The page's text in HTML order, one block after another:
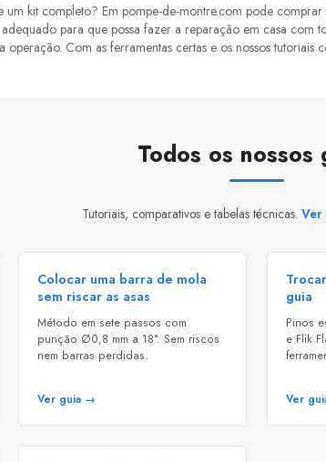
kit completo? Em pompe-de-montre.com pode
para que possa fazer a reparação em casa com
operação. Com as ferramentas certas e os nossos
Todos os nossos
Tutoriais, comparativos e tabelas técnicas.
Colocar uma barra de mola
sem riscar as asas
Método em sete passos com
punção Ø0,8 mm a 18°. Sem riscos
nem barras perdidas.
Ver guia →
guia
Pinos
e Flik
Ver